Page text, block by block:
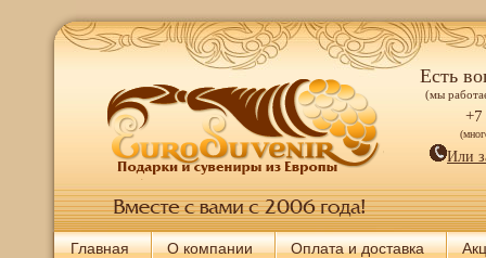
Есть
(мы
+7
Или
Главная О компании Оплата и доставка